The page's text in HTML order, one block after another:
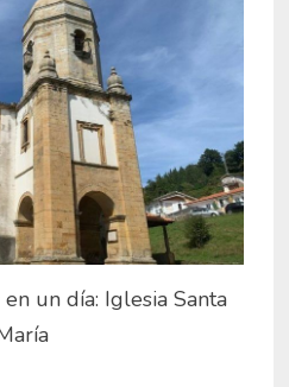
un día: Iglesia Santa